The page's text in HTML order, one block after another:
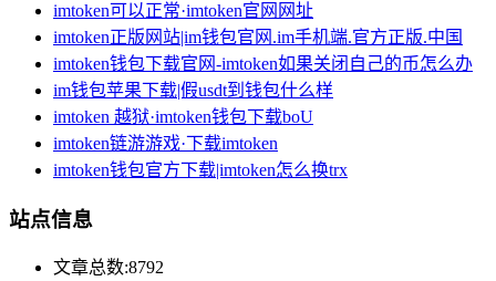
imtoken可以正常·imtoken官网网址
imtoken正版网站|im钱包官网.im手机端.官方正版.中国
imtoken钱包下载官网-imtoken如果关闭自己的币怎么办
im钱包苹果下载|假usdt到钱包什么样
imtoken 越狱·imtoken钱包下载boU
imtoken链游游戏·下载imtoken
imtoken钱包官方下载|imtoken怎么换trx
站点信息
文章总数:8792